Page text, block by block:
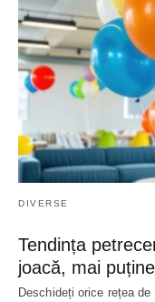
DIVERSE
Tendința
joacă, mai
Deschideți orice rețea